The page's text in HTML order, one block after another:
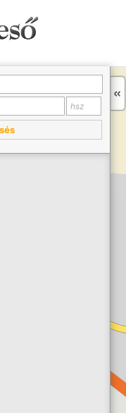
hogy látszódjanak a boltok.